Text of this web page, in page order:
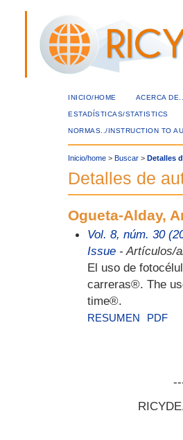
INICIO/HOME ACERCA
ESTADÍSTICAS/STATISTICS
NORMAS../INSTRUCTION TO
Inicio/home > Buscar > Detalles
Detalles de
Ogueta-Alday,
Vol. 8, núm. 30
Issue - Artículos/
El uso de
carreras®. The
time®.
RESUMEN PDF